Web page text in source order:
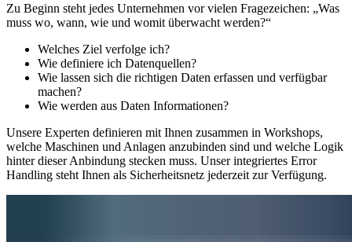
Zu Beginn steht jedes Unternehmen vor vielen Fragezeichen: „Was
muss wo, wann, wie und womit überwacht werden?“
Welches Ziel verfolge ich?
Wie definiere ich Datenquellen?
Wie lassen sich die richtigen Daten erfassen und verfügbar
machen?
Wie werden aus Daten Informationen?
Unsere Experten definieren mit Ihnen zusammen in Workshops,
welche Maschinen und Anlagen anzubinden sind und welche Logik
hinter dieser Anbindung stecken muss. Unser integriertes Error
Handling steht Ihnen als Sicherheitsnetz jederzeit zur Verfügung.